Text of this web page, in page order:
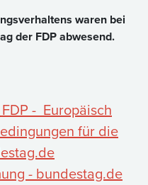
waren bei
der FDP abwesend.
- Europäisch
für die
- bundestag.de